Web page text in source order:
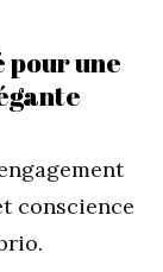
pour une
conscience